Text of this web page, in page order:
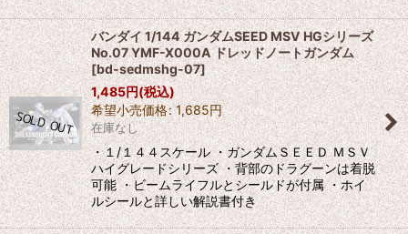
バンダイ 1/144 ガンダムSEED MSV HGシリーズ
No.07 YMF-X000A ドレッドノートガンダム
[bd-sedmshg-07]
1,485円(税込)
希望小売価格: 1,685円
在庫なし
・１/１４４スケール ・ガンダムＳＥＥＤ ＭＳＶ
ハイグレードシリーズ ・背部のドラグーンは着脱
可能 ・ビームライフルとシールドが付属 ・ホイ
ルシールと詳しい解説書付き